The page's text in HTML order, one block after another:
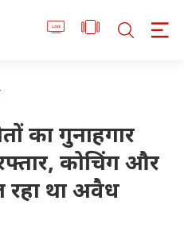
का गुनाहगार
कोचिंग और
था अवैध